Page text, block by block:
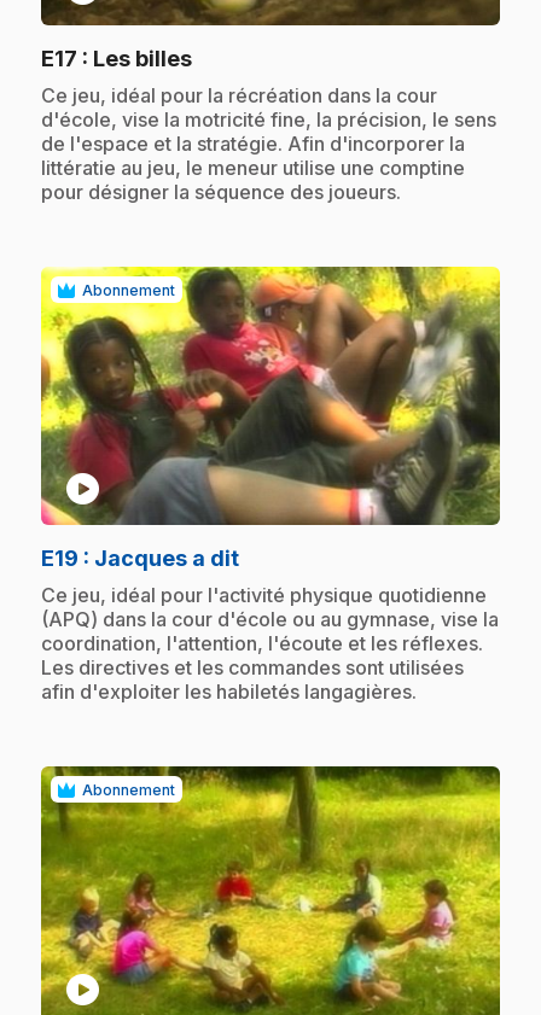
E17 : Les billes.
.Ce jeu, idéal pour la récréation dans la cour
d'école, vise la motricité fine, la précision, le sens
de l'espace et la stratégie. Afin d'incorporer la
littératie au jeu, le meneur utilise une comptine
pour désigner la séquence des joueurs.
Abonnement
play_circle
E19 : Jacques a dit.
.Ce jeu, idéal pour l'activité physique quotidienne
(APQ) dans la cour d'école ou au gymnase, vise la
coordination, l'attention, l'écoute et les réflexes.
Les directives et les commandes sont utilisées
afin d'exploiter les habiletés langagières.
Abonnement
play_circle